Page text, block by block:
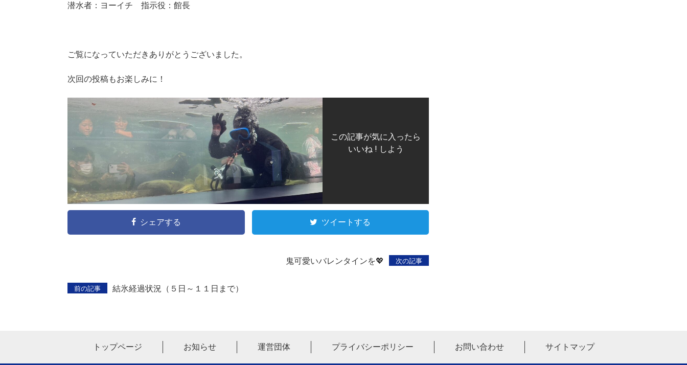
潜水者：ヨーイチ 指示役：館長
ご覧になっていただきありがとうございました。
次回の投稿もお楽しみに！
この記事が気に入ったら
いいね ! しよう
シェアする ツイートする
次の記事
鬼可愛いバレンタインを💖
前の記事 結氷経過状況（５日～１１日まで）
トップページ お知らせ 運営団体 プライバシーポリシー お問い合わせ サイトマップ